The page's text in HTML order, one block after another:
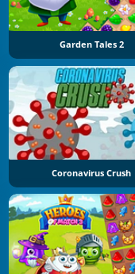
Garden Tales 2
Coronavirus Crush